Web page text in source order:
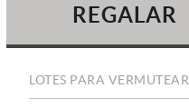
REGALAR
LOTES PARA VERMUTEAR